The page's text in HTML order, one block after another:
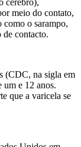
meio do contato,
como o sarampo,
de contacto.
(CDC, na sigla em
um e 12 anos.
que a varicela se